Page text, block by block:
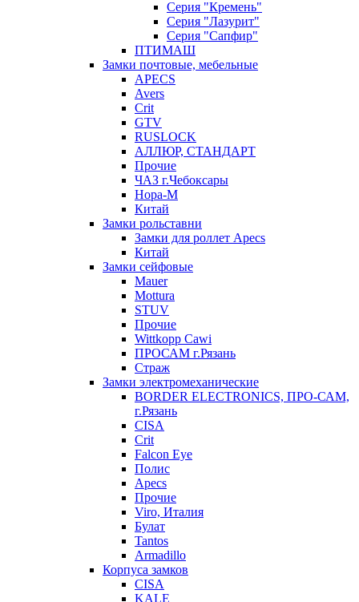
Серия "Кремень"
Серия "Лазурит"
Серия "Сапфир"
ПТИМАШ
Замки почтовые, мебельные
APECS
Avers
Crit
GTV
RUSLOCK
АЛЛЮР, СТАНДАРТ
Прочие
ЧАЗ г.Чебоксары
Нора-М
Китай
Замки рольставни
Замки для роллет Apecs
Китай
Замки сейфовые
Mauer
Mottura
STUV
Прочие
Wittkopp Cawi
ПРОСАМ г.Рязань
Страж
Замки электромеханические
BORDER ELECTRONICS, ПРО-САМ,
г.Рязань
CISA
Crit
Falcon Eye
Полис
Apecs
Прочие
Viro, Италия
Булат
Tantos
Armadillo
Корпуса замков
CISA
KALE